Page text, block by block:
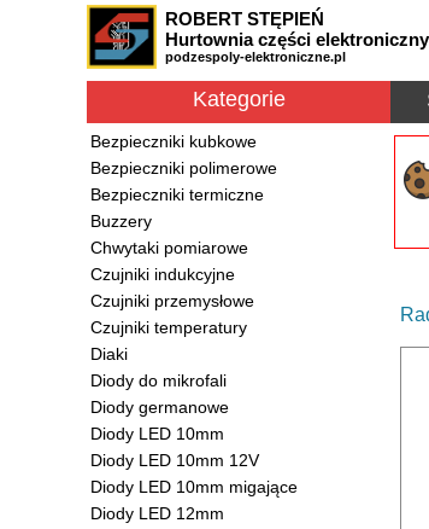
ROBERT STĘPIEŃ
Hurtownia części
podzespoly-elektroniczne.pl
Kategorie
Bezpieczniki kubkowe
Bezpieczniki polimerowe
Bezpieczniki termiczne
Buzzery
Chwytaki pomiarowe
Czujniki indukcyjne
Czujniki przemysłowe
Czujniki temperatury
Diaki
Diody do mikrofali
Diody germanowe
Diody LED 10mm
Diody LED 10mm 12V
Diody LED 10mm migające
Diody LED 12mm